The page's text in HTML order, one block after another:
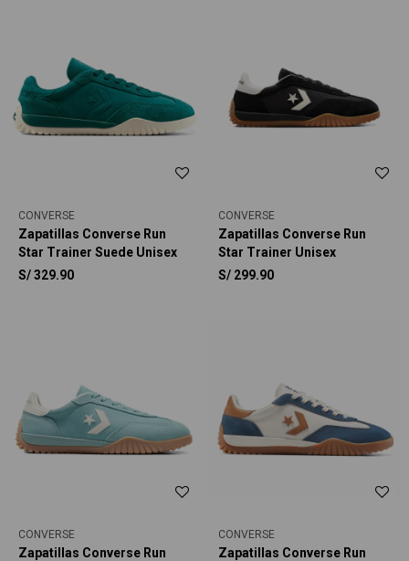
CONVERSE
Zapatillas Converse Run
Star Trainer Suede Unisex
S/329.90
CONVERSE
Zapatillas Converse Run
Star Trainer Unisex
S/ 299.90
CONVERSE
Zapatillas Converse Run
CONVERSE
Zapatillas Converse Run